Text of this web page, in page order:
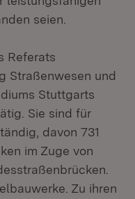
seien.
Referats
Straßenwesen und
Stuttgarts
Sie sind für
davon 731
im Zuge von
Zu ihren